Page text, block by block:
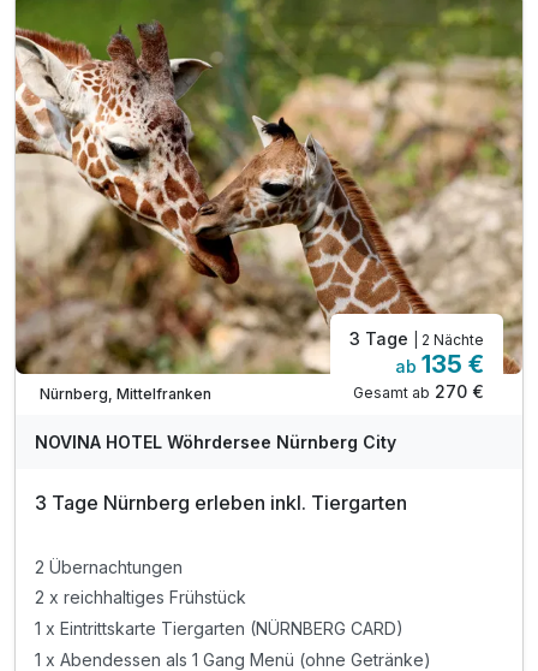
inkl. Zugang zur Indoor & Outdoor Saunawelt *
inkl. Zugang zum Erlebnisbad & Rutschenwelt*
Nürnberg, Mittelfranken
3 Tage | 2 Nächte
ab 135 €
Gesamt ab 270 €
NOVINA HOTEL Wöhrdersee Nürnberg City
3 Tage Nürnberg erleben inkl. Tiergarten
2 Übernachtungen
2 x reichhaltiges Frühstück
1 x Eintrittskarte Tiergarten (NÜRNBERG CARD)
1 x Abendessen als 1 Gang Menü (ohne Getränke)